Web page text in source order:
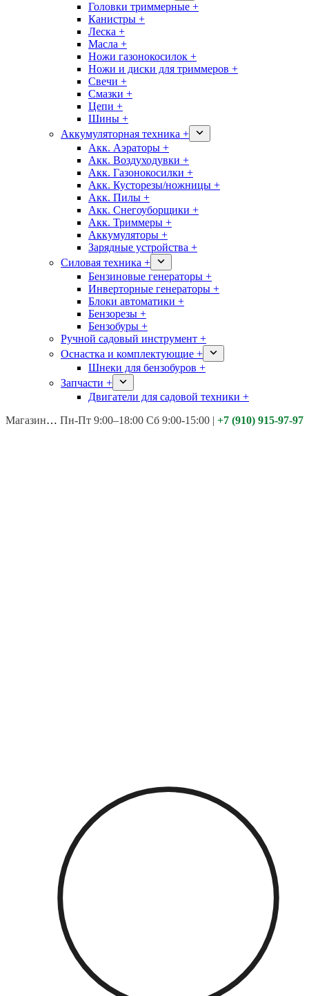
Головки триммерные +
Канистры +
Леска +
Масла +
Ножи газонокосилок +
Ножи и диски для триммеров +
Свечи +
Смазки +
Цепи +
Шины +
Аккумуляторная техника +
Акк. Аэраторы +
Акк. Воздуходувки +
Акк. Газонокосилки +
Акк. Кусторезы/ножницы +
Акк. Пилы +
Акк. Снегоуборщики +
Акк. Триммеры +
Аккумуляторы +
Зарядные устройства +
Силовая техника +
Бензиновые генераторы +
Инверторные генераторы +
Блоки автоматики +
Бензорезы +
Бензобуры +
Ручной садовый инструмент +
Оснастка и комплектующие +
Шнеки для бензобуров +
Запчасти +
Двигатели для садовой техники +
Магазины: Калуга ул. Московская д.113
Пн-Пт 9:00–18:00 Сб 9:00-15:00 | +7 (910) 915-97-97